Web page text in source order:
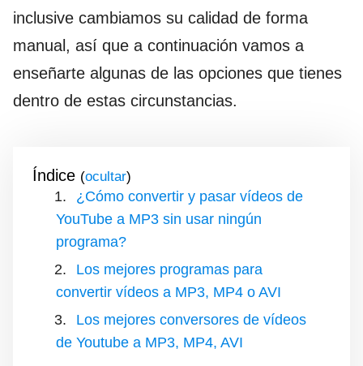
inclusive cambiamos su calidad de forma
manual, así que a continuación vamos a
enseñarte algunas de las opciones que tienes
dentro de estas circunstancias.
Índice ( )
¿Cómo convertir y pasar vídeos de
YouTube a MP3 sin usar ningún
programa?
Los mejores programas para
convertir vídeos a MP3, MP4 o AVI
Los mejores conversores de vídeos
de Youtube a MP3, MP4, AVI